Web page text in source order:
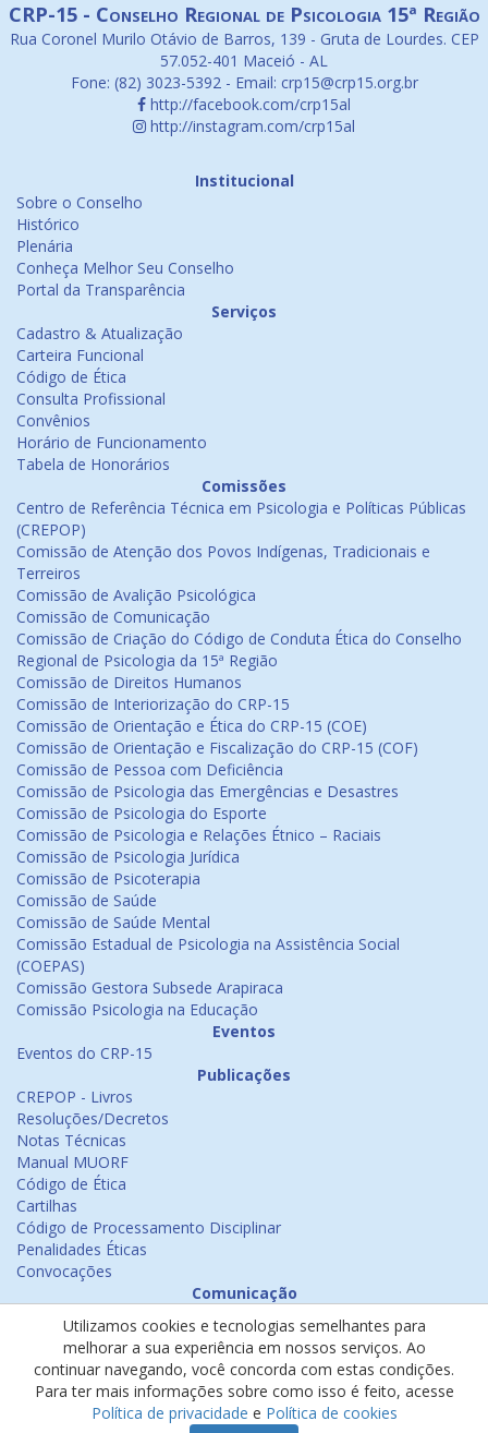
CRP-15 - Conselho Regional de Psicologia 15ª Região
Rua Coronel Murilo Otávio de Barros, 139 - Gruta de Lourdes. CEP
57.052-401 Maceió - AL
Fone: (82) 3023-5392 - Email: crp15@crp15.org.br
http://facebook.com/crp15al
http://instagram.com/crp15al
Institucional
Sobre o Conselho
Histórico
Plenária
Conheça Melhor Seu Conselho
Portal da Transparência
Serviços
Cadastro & Atualização
Carteira Funcional
Código de Ética
Consulta Profissional
Convênios
Horário de Funcionamento
Tabela de Honorários
Comissões
Centro de Referência Técnica em Psicologia e Políticas Públicas
(CREPOP)
Comissão de Atenção dos Povos Indígenas, Tradicionais e
Terreiros
Comissão de Avalição Psicológica
Comissão de Comunicação
Comissão de Criação do Código de Conduta Ética do Conselho
Regional de Psicologia da 15ª Região
Comissão de Direitos Humanos
Comissão de Interiorização do CRP-15
Comissão de Orientação e Ética do CRP-15 (COE)
Comissão de Orientação e Fiscalização do CRP-15 (COF)
Comissão de Pessoa com Deficiência
Comissão de Psicologia das Emergências e Desastres
Comissão de Psicologia do Esporte
Comissão de Psicologia e Relações Étnico – Raciais
Comissão de Psicologia Jurídica
Comissão de Psicoterapia
Comissão de Saúde
Comissão de Saúde Mental
Comissão Estadual de Psicologia na Assistência Social
(COEPAS)
Comissão Gestora Subsede Arapiraca
Comissão Psicologia na Educação
Eventos
Eventos do CRP-15
Publicações
CREPOP - Livros
Resoluções/Decretos
Notas Técnicas
Manual MUORF
Código de Ética
Cartilhas
Código de Processamento Disciplinar
Penalidades Éticas
Convocações
Comunicação
Emissão de Certificados
Psicologia na Mídia
Ouvidoria
Política de cookies
Política de privacidade
Utilizamos cookies e tecnologias semelhantes para
melhorar a sua experiência em nossos serviços. Ao
continuar navegando, você concorda com estas condições.
Para ter mais informações sobre como isso é feito, acesse
Política de privacidade e Política de cookies